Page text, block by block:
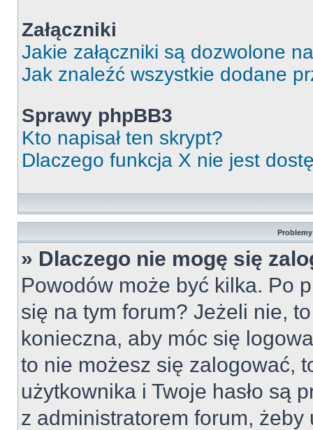
Załączniki
Jakie załączniki są dozwolone
Jak znaleźć wszystkie dodane
Sprawy phpBB3
Kto napisał ten skrypt?
Dlaczego funkcja X nie jest
» Dlaczego nie mogę się
Powodów może być kilka. Po
się na tym forum? Jeżeli nie,
konieczna, aby móc się
to nie możesz się zalogować,
użytkownika i Twoje hasło są
z administratorem forum, żeby